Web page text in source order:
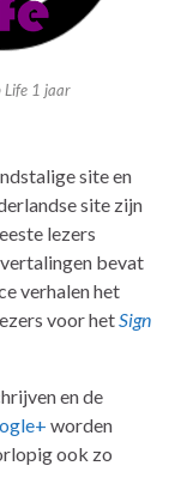
Life 1 jaar
site en
site zijn
lezers
bevat
verhalen het
voor hetSign
en de
worden
ook zo